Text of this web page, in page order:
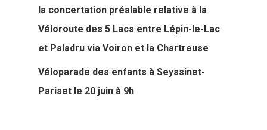
la concertation préalable relative à la
Véloroute des 5 Lacs entre Lépin-le-Lac
et Paladru via Voiron et la Chartreuse
Véloparade des enfants à Seyssinet-
Pariset le 20 juin à 9h